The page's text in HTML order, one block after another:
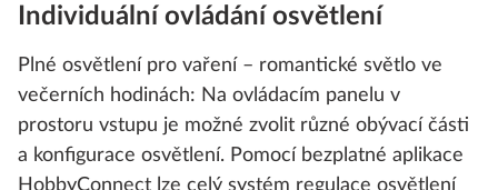
Individuální ovládání osvětlení
Plné osvětlení pro vaření – romantické světlo ve
večerních hodinách: Na ovládacím panelu v
prostoru vstupu je možné zvolit různé obývací části
a konfigurace osvětlení. Pomocí bezplatné aplikace
HobbyConnect lze celý systém regulace osvětlení